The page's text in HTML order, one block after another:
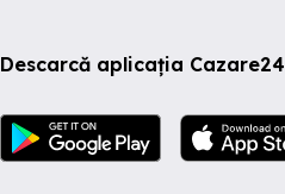
Descarcă aplicația Cazare24